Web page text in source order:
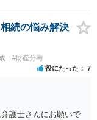
続の悩み解決
#財産分与
役にたった 7
護士さんにお願いで